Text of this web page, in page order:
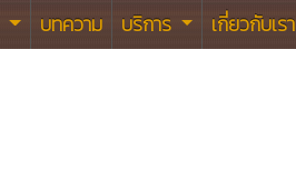
บทความ บริการ เกี่ยวกับเรา